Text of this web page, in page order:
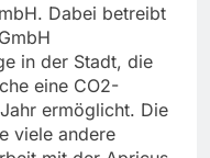
Dabei betreibt
in der Stadt, die
eine CO2-
ermöglicht. Die
viele andere